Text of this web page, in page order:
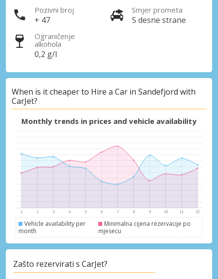
Posebni popusti
Pristupite ekskluzivnim ponudama naših
dobavljača
Prijava putem eLinka
Pozivni broj
+ 47
Smjer prometa
S desne strane
Ograničenje
alkohola
0,2 g/l
When is it cheaper to Hire a Car in Sandefjord with
CarJet?
Monthly trends in prices and vehicle availability
Vehicle availability per
month
Minimalna cijena rezervacije po
mjesecu
Zašto rezervirati s CarJet?